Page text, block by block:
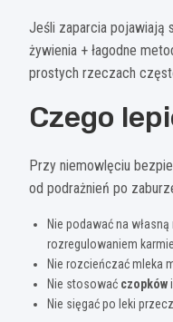
Jeśli zaparcia pojawiają
żywienia + łagodne
prostych rzeczach
Czego
Przy niemowlęciu
od podrażnień po
Nie podawać na własną
rozregulowaniem
Nie rozcieńczać mleka
Nie stosować czopków
Nie sięgać po leki